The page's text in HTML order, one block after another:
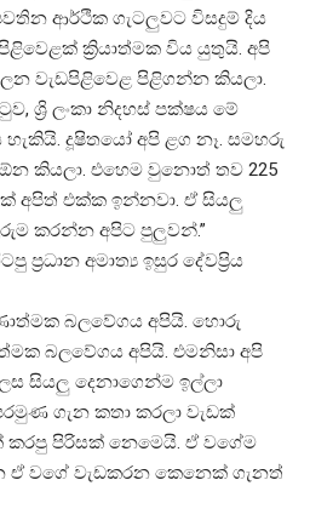
ආර්ථික ගැටලුවට විසදුම් දිය
ක්‍රියාත්මක විය යුතුයි. අපි
වැඩපිළිවෙළ පිළිගන්න කියලා.
ශ්‍රි ලංකා නිදහස් පක්ෂය මේ
දූෂිතයෝ අපි ළග නෑ. සමහරු
කියලා. එහෙම වුනොත් තව 225
අපිත් එක්ක ඉන්නවා. ඒ සියලු
කරන්න අපිට පුලුවන්.”
ප්‍රධාන අමාත්‍ය ඉසුර දේවප්‍රිය
බලවේගය අපියි. හොරු
බලවේගය අපියි. එමනිසා අපි
සියලු දෙනාගෙන්ම ඉල්ලා
ගැන කතා කරලා වැඩක්
කරපු පිරිසක් නෙමෙයි. ඒ වගේම
ඒ වගේ වැඩකරන කෙනෙක් ගැනත්